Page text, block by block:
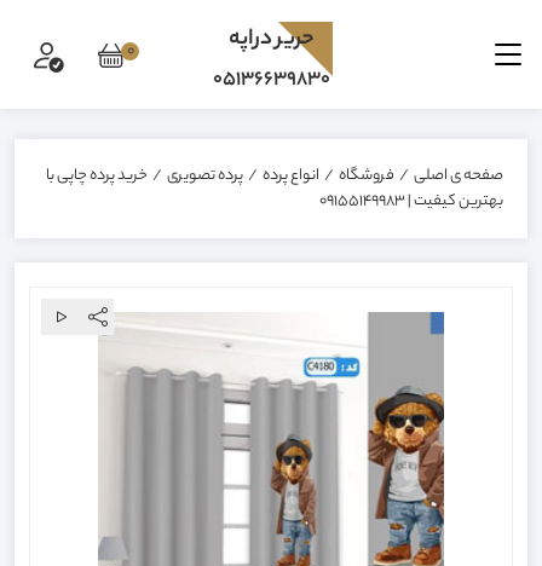
0 حرير دراپه
05136639830
صفحه ی اصلی / فروشگاه / انواع پرده / پرده تصویری / خرید پرده چاپی با
بهترین کیفیت | 09155149983